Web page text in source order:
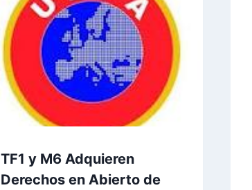
TF1 y M6 Adquieren
Derechos en Abierto de